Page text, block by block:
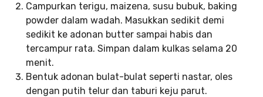
Campurkan terigu, maizena, susu bubuk, baking
powder dalam wadah. Masukkan sedikit demi
sedikit ke adonan butter sampai habis dan
tercampur rata. Simpan dalam kulkas selama 20
menit.
Bentuk adonan bulat-bulat seperti nastar, oles
dengan putih telur dan taburi keju parut.